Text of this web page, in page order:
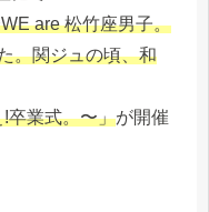
are 松竹座男子。
。関ジュの頃、和
卒業式。〜」が開催